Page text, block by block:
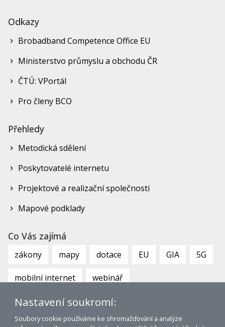
Odkazy
Brobadband Competence Office EU
Ministerstvo průmyslu a obchodu ČR
ČTÚ: VPortál
Pro členy BCO
Přehledy
Metodická sdělení
Poskytovatelé internetu
Projektové a realizační společnosti
Mapové podklady
Co Vás zajímá
zákony mapy dotace EU GIA 5G
mobilní internet webinář
Nastavení soukromí:
Soubory cookie používáme ke shromažďování a analýze